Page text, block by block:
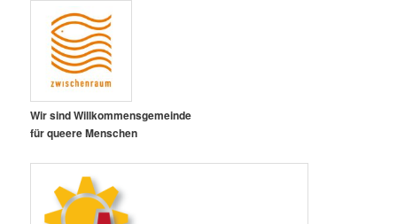
Wir sind Willkommensgemeinde
für queere Menschen